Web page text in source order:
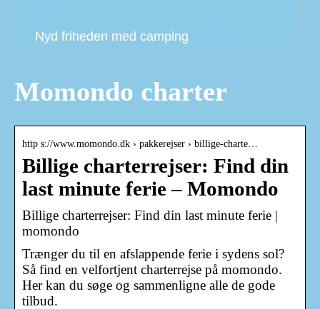
Nyd friheden med camping
Momondo charter
http s://www.momondo.dk › pakkerejser › billige-charte…
Billige charterrejser: Find din
last minute ferie – Momondo
Billige charterrejser: Find din last minute ferie |
momondo
Trænger du til en afslappende ferie i sydens sol?
Så find en velfortjent charterrejse på momondo.
Her kan du søge og sammenligne alle de gode
tilbud.